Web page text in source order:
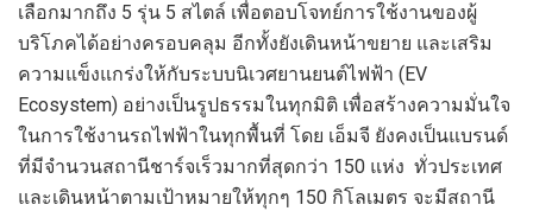
เลือกมากถึง 5 รุ่น 5 สไตล์ เพื่อตอบโจทย์การใช้งานของผู้
บริโภคได้อย่างครอบคลุม อีกทั้งยังเดินหน้าขยาย และเสริม
ความแข็งแกร่งให้กับระบบนิเวศยานยนต์ไฟฟ้า (EV
Ecosystem) อย่างเป็นรูปธรรมในทุกมิติ เพื่อสร้างความมั่นใจ
ในการใช้งานรถไฟฟ้าในทุกพื้นที่ โดย เอ็มจี ยังคงเป็นแบรนด์
ที่มีจำนวนสถานีชาร์จเร็วมากที่สุดกว่า 150 แห่ง ทั่วประเทศ
และเดินหน้าตามเป้าหมายให้ทุกๆ 150 กิโลเมตร จะมีสถานี